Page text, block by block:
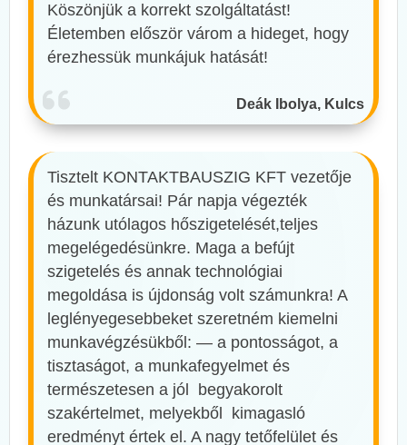
Köszönjük a korrekt szolgáltatást!
Életemben először várom a hideget, hogy
érezhessük munkájuk hatását!
Deák Ibolya, Kulcs
Tisztelt KONTAKTBAUSZIG KFT vezetője
és munkatársai! Pár napja végezték
házunk utólagos hőszigetelését,teljes
megelégedésünkre. Maga a befújt
szigetelés és annak technológiai
megoldása is újdonság volt számunkra! A
leglényegesebbeket szeretném kiemelni
munkavégzésükből: — a pontosságot, a
tisztaságot, a munkafegyelmet és
természetesen a jól begyakorolt
szakértelmet, melyekből kimagasló
eredményt értek el. A nagy tetőfelület és